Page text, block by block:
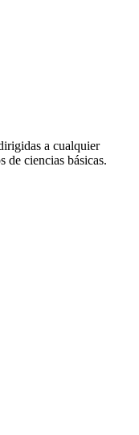
a cualquier
de ciencias básicas.